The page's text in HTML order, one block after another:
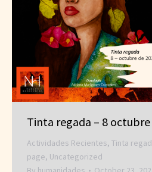
Tinta regada – 8 octubre
Actividades Recientes, Tinta
page, Uncategorized